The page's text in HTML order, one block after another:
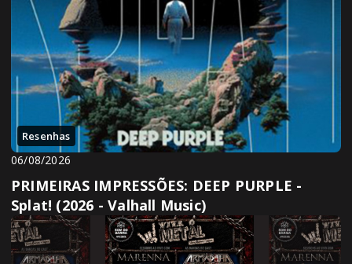
Resenhas
06/08/2026
PRIMEIRAS IMPRESSÕES: DEEP PURPLE -
Splat! (2026 - Valhall Music)